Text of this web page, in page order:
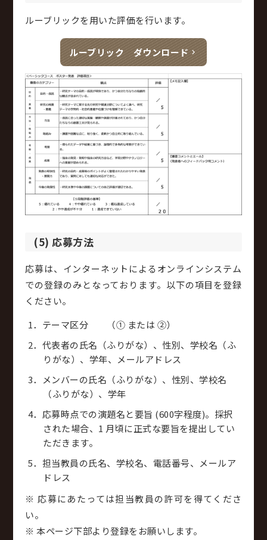
ルーブリックを用いた評価を行います。
ルーブリック ダウンロード
(5) 応募方法
応募は、インターネットによるオンラインシステム
での登録のみとなっております。以下の項目を登録
ください。
テーマ区分 （① または ②）
代表者の氏名（ふりがな）、性別、学校名（ふ
りがな）、学年、メールアドレス
メンバーの氏名（ふりがな）、性別、学校名
（ふりがな）、学年
応募時点での演題名と要旨 (600字程度)。採択
された場合、1 月頃に正式な要旨を提出してい
ただきます。
担当教員の氏名、学校名、電話番号、メールア
ドレス
※ 応募にあたっては担当教員の許可を得てくださ
い。
※ 本ページ下部より登録をお願いします。